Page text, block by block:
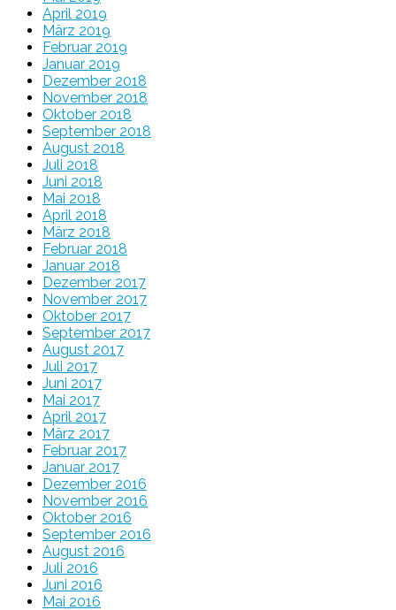
April 2019
März 2019
Februar 2019
Januar 2019
Dezember 2018
November 2018
Oktober 2018
September 2018
August 2018
Juli 2018
Juni 2018
Mai 2018
April 2018
März 2018
Februar 2018
Januar 2018
Dezember 2017
November 2017
Oktober 2017
September 2017
August 2017
Juli 2017
Juni 2017
Mai 2017
April 2017
März 2017
Februar 2017
Januar 2017
Dezember 2016
November 2016
Oktober 2016
September 2016
August 2016
Juli 2016
Juni 2016
Mai 2016